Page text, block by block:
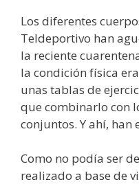
Los diferentes
Teldeportivo han
la reciente
la condición física
unas tablas de
que combinarlo con
conjuntos. Y ahí, han
Como no podía ser
realizado a base de